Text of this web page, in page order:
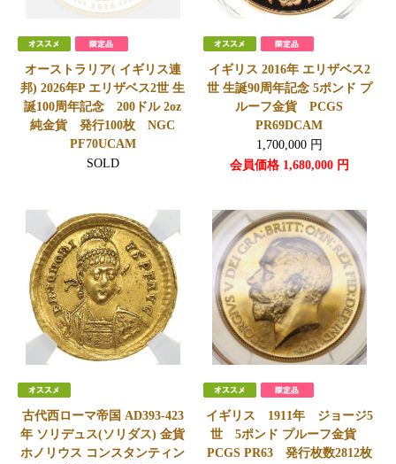
オーストラリア( イギリス連
邦) 2026年P エリザベス2世 生
誕100周年記念 200ドル 2oz
純金貨 発行100枚 NGC
PF70UCAM
SOLD
イギリス 2016年 エリザベス2
世 生誕90周年記念 5ポンド プ
ルーフ金貨 PCGS
PR69DCAM
1,700,000 円
会員価格 1,680,000円
古代西ローマ帝国 AD393-423
年 ソリデュス(ソリダス) 金貨
ホノリウス コンスタンティン
イギリス 1911年 ジョージ5
世 5ポンド プルーフ金貨
PCGS PR63 発行枚数2812枚